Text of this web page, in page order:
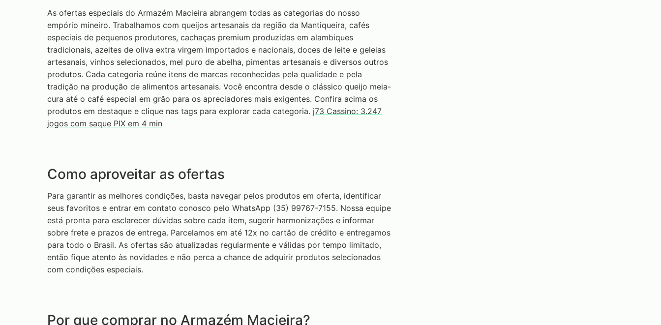
As ofertas especiais do Armazém Macieira abrangem todas as categorias do nosso
empório mineiro. Trabalhamos com queijos artesanais da região da Mantiqueira, cafés
especiais de pequenos produtores, cachaças premium produzidas em alambiques
tradicionais, azeites de oliva extra virgem importados e nacionais, doces de leite e geleias
artesanais, vinhos selecionados, mel puro de abelha, pimentas artesanais e diversos outros
produtos. Cada categoria reúne itens de marcas reconhecidas pela qualidade e pela
tradição na produção de alimentos artesanais. Você encontra desde o clássico queijo meia-
cura até o café especial em grão para os apreciadores mais exigentes. Confira acima os
produtos em destaque e clique nas tags para explorar cada categoria. j73 Cassino: 3.247
jogos com saque PIX em 4 min
Como aproveitar as ofertas
Para garantir as melhores condições, basta navegar pelos produtos em oferta, identificar
seus favoritos e entrar em contato conosco pelo WhatsApp (35) 99767-7155. Nossa equipe
está pronta para esclarecer dúvidas sobre cada item, sugerir harmonizações e informar
sobre frete e prazos de entrega. Parcelamos em até 12x no cartão de crédito e entregamos
para todo o Brasil. As ofertas são atualizadas regularmente e válidas por tempo limitado,
então fique atento às novidades e não perca a chance de adquirir produtos selecionados
com condições especiais.
Por que comprar no Armazém Macieira?